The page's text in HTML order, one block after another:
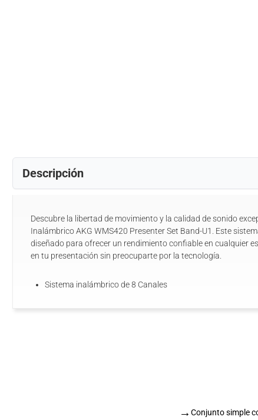
Descripción
Descubre la libertad de movimiento y la calidad de sonido
Inalámbrico AKG WMS420 Presenter Set Band-U1. Este
diseñado para ofrecer un rendimiento confiable en cualquier
en tu presentación sin preocuparte por la tecnología.
Sistema inalámbrico de 8 Canales
→ Conjunto simple